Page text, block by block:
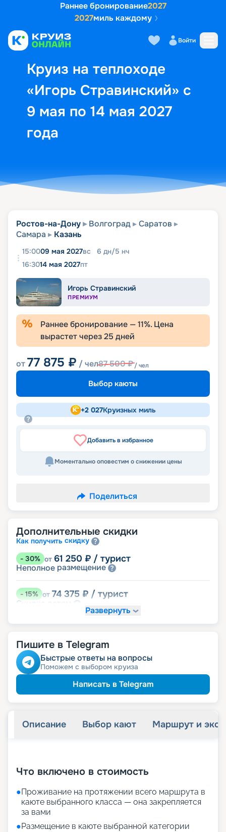
Раннее бронирование2027
2027миль каждому
Войти
Круиз на теплоходе
«Игорь Стравинский» с
9 мая по 14 мая 2027
года
Выбор кают Маршрут и
Ростов-на-Дону Волгоград
Саратов
Самара
Казань
15:0009 мая 2027вс 6 дн/5 нч
16:3014 мая 2027пт
Игорь Стравинский
ПРЕМИУМ
Раннее бронирование —11%. Цена
вырастет через25 дней
от77 875 ₽ / чел87 500₽/ чел
Выбор каюты
+2 027Круизных миль
Добавить в избранное
Моментально оповестим о снижении цены
Поделиться
Дополнительные скидки
Как получить скидку
- 30% от 61 250 ₽ / турист
Неполное размещение
-15% от 74 375 ₽ / турист
Скидка
Скидка
пенсионерам
Скидка сотрудникам силовых
Скидкаветеранам
Скидка многодетнымсемьям
Развернуть
Пишите в Telegram
Быстрые ответы на вопросы
Поможем с выбором круиза
Написать в Telegram
Описание Выбор кают Маршрут и
Что включено в стоимость
●Проживание на протяжении всего маршрута в
каюте выбранного класса — она закрепляется
за вами
●Размещение в каюте выбранной категории